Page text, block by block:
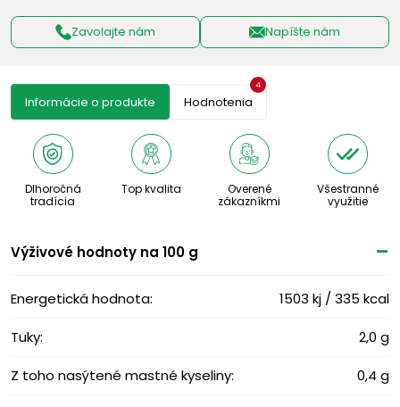
Zavolajte nám Napíšte nám
Informácie o produkte Hodnotenia
4
Dlhoročná
tradícia
Top kvalita
Overené
zákazníkmi
Všestranné
využitie
Výživové ​​hodnoty na 100 g
Energetická hodnota: 1503 kj / 335 kcal
Tuky: 2,0 g
Z toho nasýtené mastné kyseliny: 0,4 g